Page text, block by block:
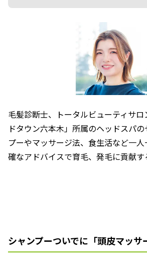
毛髪診断士、トータルビューティサ
ドタウン六本木」所属のヘッドスパ
プーやマッサージ法、食生活など一
確なアドバイスで育毛、発毛に貢献す
シャンプーついでに「頭皮マッサ